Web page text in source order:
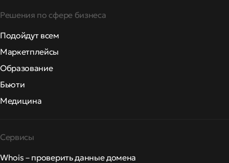
Решения по сфере бизнеса
Подойдут всем
Маркетплейсы
Образование
Бьюти
Медицина
Сервисы
Whois – проверить данные домена